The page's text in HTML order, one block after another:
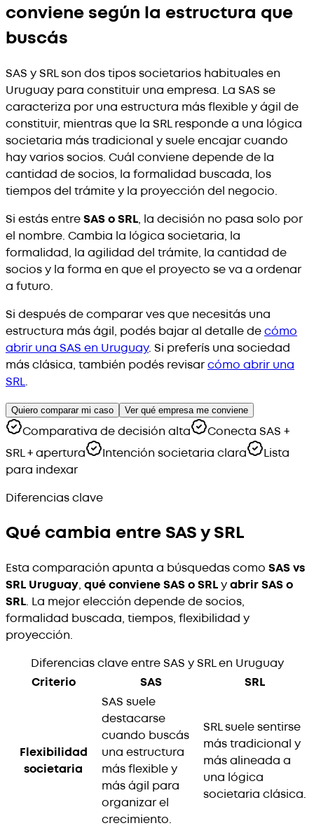
conviene según la estructura que
buscás
SAS y SRL son dos tipos societarios habituales en
Uruguay para constituir una empresa. La SAS se
caracteriza por una estructura más flexible y ágil de
constituir, mientras que la SRL responde a una lógica
societaria más tradicional y suele encajar cuando
hay varios socios. Cuál conviene depende de la
cantidad de socios, la formalidad buscada, los
tiempos del trámite y la proyección del negocio.
Si estás entreSAS o SRL, la decisión no pasa solo por
el nombre. Cambia la lógica societaria, la
formalidad, la agilidad del trámite, la cantidad de
socios y la forma en que el proyecto se va a ordenar
a futuro.
Si después de comparar ves que necesitás una
estructura más ágil, podés bajar al detalle decómo
abrir una SAS en Uruguay. Si preferís una sociedad
más clásica, también podés revisarcómo abrir una
SRL.
Quiero comparar mi caso Ver qué empresa me conviene
Comparativa de decisión alta
Conecta SAS +
SRL + apertura
Intención societaria clara
Lista
para indexar
Diferencias clave
Qué cambia entre SAS y SRL
Esta comparación apunta a búsquedas como SAS vs
SRL Uruguay, qué conviene SAS o SRLyabrir SAS o
SRL. La mejor elección depende de socios,
formalidad buscada, tiempos, flexibilidad y
proyección.
Diferencias clave entre SAS y SRL en Uruguay
Criterio
SAS SRL
Flexibilidad
societaria
SAS suele
destacarse
cuando buscás
una estructura
más flexible y
más ágil para
organizar el
crecimiento.
SRL suele sentirse
más tradicional y
más alineada a
una lógica
societaria clásica.